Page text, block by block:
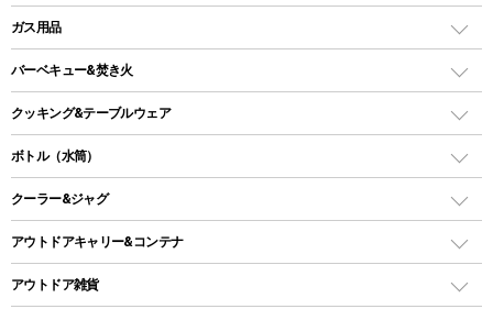
ロッジ型・オリジナルテント
タープ
スクエアタープ（レクタタープ）
メッシュタープ
自立式タープ
パラソル
テントアクセサリー
レジャーシート
LEDランタン
ガスランタン
オイルランタン
LEDライト
ヘッドライト
キャンドル
ガス用品
ガスバーナー
ガス缶
ガストーチ、ライター
バーベキュー&焚き火
バーベキューコンロ、グリル
焚き火台タイプ（ロースタイル）グリル
卓上タイプグリル
パーティータイプグリル
クッキング&テーブルウェア
ダッチオーブン
ホットサンドメーカー
クッカーセット
ボトル（水筒）
ステンレスボトル
コップ付きタイプ
ワンタッチタイプ
クーラー&ジャグ
クーラーボックス
クーラーバッグ
ウォータージャグ
アウトドアキャリー&コンテナ
アウトドアキャリー
アウトドア雑貨